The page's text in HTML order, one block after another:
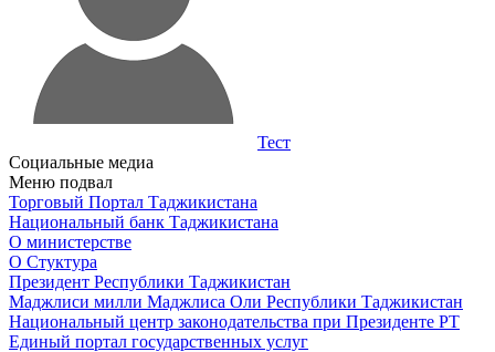
Тест
Социальные медиа
Меню подвал
Торговый Портал Таджикистана
Национальный банк Таджикистана
О министерстве
О Стуктура
Президент Республики Таджикистан
Маджлиси милли Маджлиса Оли Республики Таджикистан
Национальный центр законодательства при Президенте РТ
Единый портал государственных услуг